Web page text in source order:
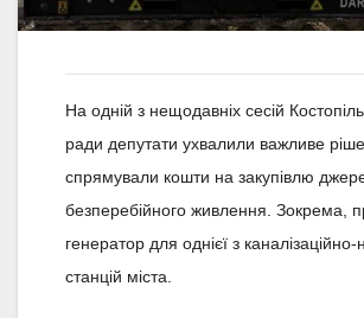
На одній з нещодавніх сесій
ради депутати ухвалили важливе
спрямували кошти на закупівлю
безперебійного живлення. Зокрема,
генератор для однієї з
станцій міста.